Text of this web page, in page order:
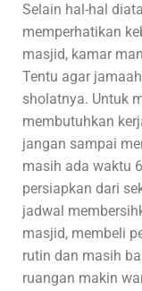
Selain hal-hal
memperhatikan
masjid, kamar
Tentu agar
sholatnya. Untuk
membutuhkan
jangan sampai
masih ada waktu
persiapkan dari
jadwal
masjid, membeli
rutin dan masih
ruangan makin